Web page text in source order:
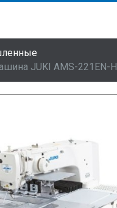
JUKI AMS-221EN-